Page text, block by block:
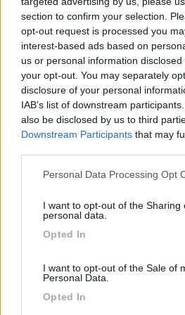
section to confirm your selection.
opt-out request is processed you
interest-based ads based on
us or personal information
your opt-out. You may separately
disclosure of your personal
IAB’s list of downstream
also be disclosed by us to third
Downstream Participants that may
Please note that this website/app
not limited to your visit or usage
use your data for below specified
Personal Data Processing Opt
I want to opt-out of the Sharing
personal data.
Opted In
I want to opt-out of the Sale of
Personal Data.
Opted In
pò stretti con i tempi. Mi aiutate a
La loro intenzione è quella di
camping Michelangelo. Grazie 1000
mara
7
Inserito il19/04/2006 alle:21:18:09
non lasciate il camper vicino l'arno, a
ospiti non graditi in camper e
una scalinata e comunque ci sono i
961
Inserito il20/04/2006
mezzora il viaggio e di andare
Michelangelo. Ciao Alfredo